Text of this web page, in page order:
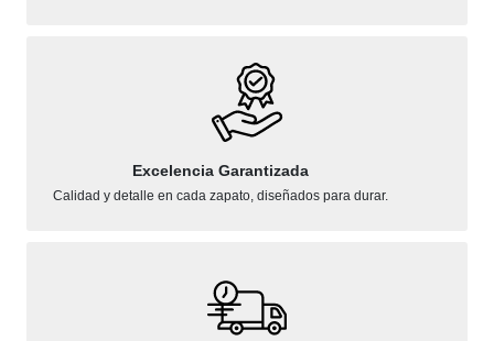
Excelencia Garantizada
Calidad y detalle en cada zapato, diseñados para durar.